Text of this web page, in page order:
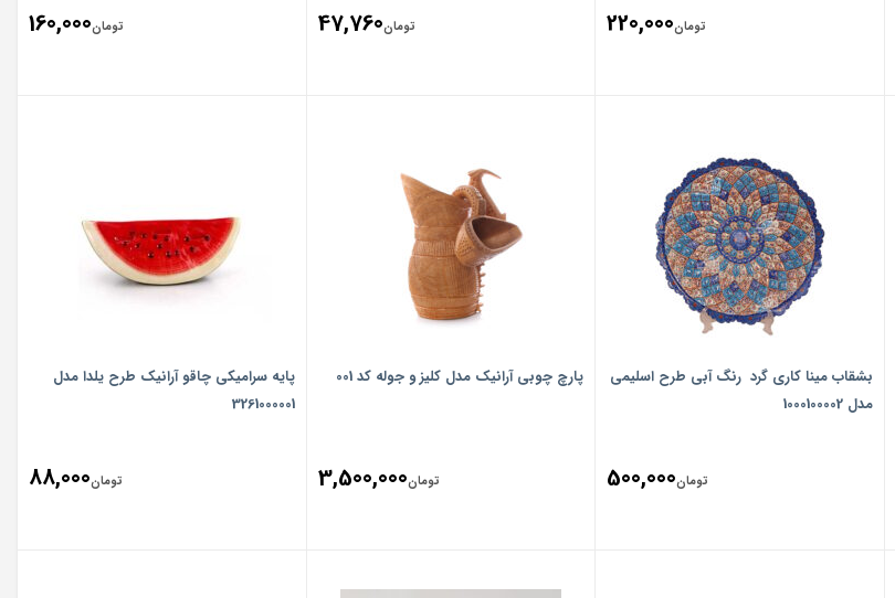
تومان220,000 تومان47,760 تومان160,000
بشقاب مینا کاری‏ گرد‏ ‏ رنگ ‏آبی‏ طرح ‏اسلیمی‏
مدل 1000100002
تومان500,000
پارچ چوبی آرانیک مدل کلیز و جوله کد 001
تومان3,500,000
پایه سرامیکی چاقو آرانیک طرح یلدا مدل
3261000001
تومان88,000